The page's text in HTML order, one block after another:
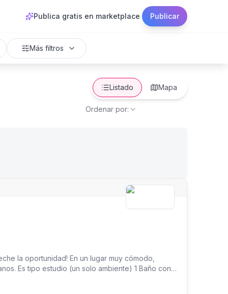
Publica gratis en marketplace Publicar
Más filtros
Listado Mapa
Ordenar por:
la oportunidad! En un lugar muy cómodo,
Es tipo estudio (un solo ambiente) 1 Baño con
(con lavadora y secadora de ropa incluidas) No
adicionales Se admiten 2 personas máximo